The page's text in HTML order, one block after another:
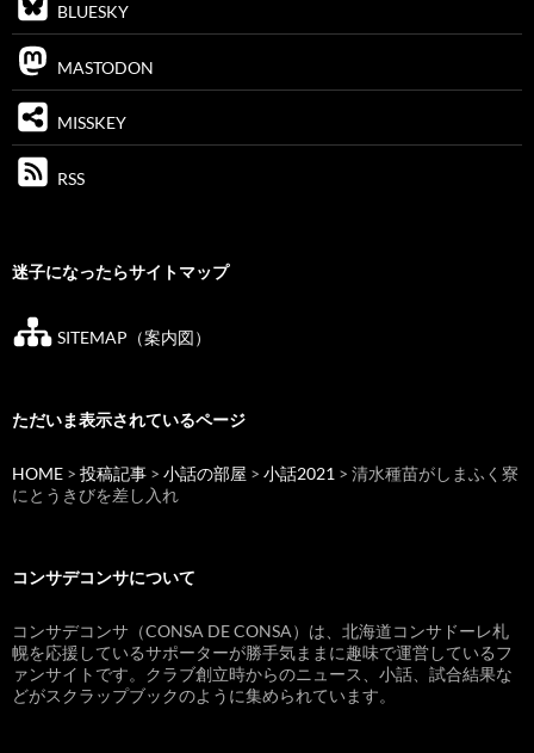
BLUESKY
MASTODON
MISSKEY
RSS
迷子になったらサイトマップ
SITEMAP（案内図）
ただいま表示されているページ
HOME > 投稿記事 > 小話の部屋 > 小話2021 > 清水種苗がしまふく寮
にとうきびを差し入れ
コンサデコンサについて
コンサデコンサ（CONSA DE CONSA）は、北海道コンサドーレ札
幌を応援しているサポーターが勝手気ままに趣味で運営しているフ
ァンサイトです。クラブ創立時からのニュース、小話、試合結果な
どがスクラップブックのように集められています。